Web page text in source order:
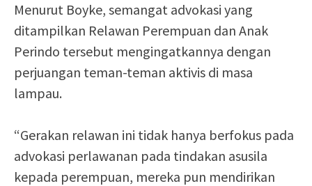
Menurut Boyke, semangat advokasi yang
ditampilkan Relawan Perempuan dan Anak
Perindo tersebut mengingatkannya dengan
perjuangan teman-teman aktivis di masa
lampau.
“Gerakan relawan ini tidak hanya berfokus pada
advokasi perlawanan pada tindakan asusila
kepada perempuan, mereka pun mendirikan